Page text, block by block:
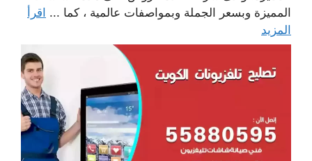
المميزة وبسعر الجملة وبمواصفات عالمية ، كما ... اقرأ
المزيد